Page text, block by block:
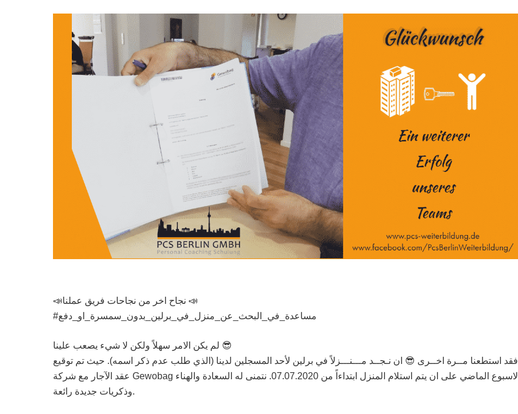
📣نجاح اخر من نجاحات فريق عملنا 📣
#مساعدة_في_البحث_عن_منزل_في_برلين_بدون_سمسرة_او_دفع
لم يكن الامر سهلاً ولكن لا شيء يصعب علينا 😎
فقد استطعنا مــرة اخــرى 😎 ان نـجــد مـــنـــزلاً في برلين لأحد المسجلين لدينا (الذي طلب عدم ذكر اسمه). حيث تم توقيع
عقد الآجار مع شركة Gewobag الاسبوع الماضي على ان يتم استلام المنزل ابتداءاً من 07.07.2020. نتمنى له السعادة والهناء
وذكريات جديدة رائعة.